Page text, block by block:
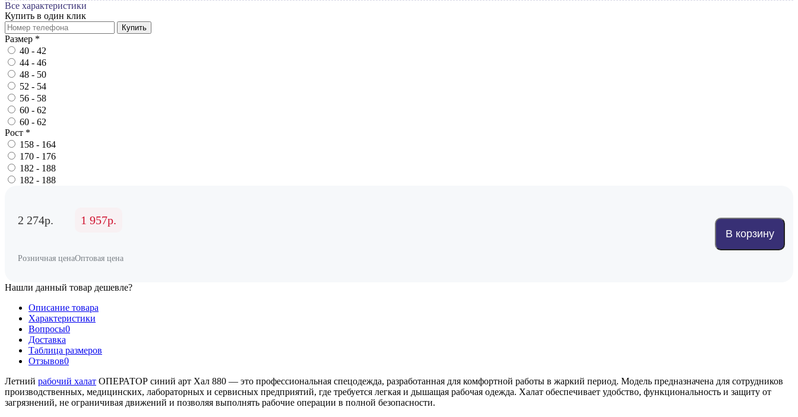
Все характеристики
Купить в один клик
Купить
Размер *
40 - 42
44 - 46
48 - 50
52 - 54
56 - 58
60 - 62
60 - 62
Рост *
158 - 164
170 - 176
182 - 188
182 - 188
2 274р.
Розничная цена
1 957р.
Оптовая цена
В корзину
Нашли данный товар дешевле?
Описание товара
Характеристики
Вопросы0
Доставка
Таблица размеров
Отзывов0
Летний рабочий халат ОПЕРАТОР синий арт Хал 880 — это профессиональная спецодежда, разработанная для комфортной работы в жаркий период. Модель предназначена для сотрудников
производственных, медицинских, лабораторных и сервисных предприятий, где требуется легкая и дышащая рабочая одежда. Халат обеспечивает удобство, функциональность и защиту от
загрязнений, не ограничивая движений и позволяя выполнять рабочие операции в полной безопасности.